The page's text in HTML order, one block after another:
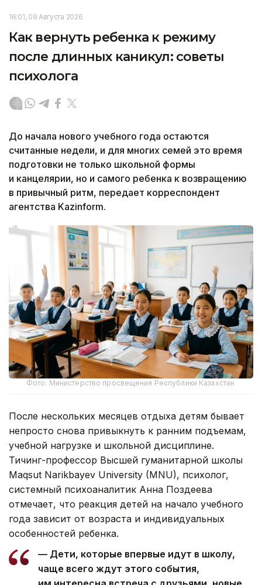
16:01, 09 Августа 2026
Как вернуть ребенка к режиму
после длинных каникул: советы
психолога
До начала нового учебного года остаются
считанные недели, и для многих семей это время
подготовки не только школьной формы
и канцелярии, но и самого ребенка к возвращению
в привычный ритм, передает корреспондент
агентства Kazinform.
Фото: Министерство просвещения Республики Казахстан
После нескольких месяцев отдыха детям бывает
непросто снова привыкнуть к ранним подъемам,
учебной нагрузке и школьной дисциплине.
Тичинг-профессор Высшей гуманитарной школы
Maqsut Narikbayev University (MNU), психолог,
системный психоаналитик Анна Поздеева
отмечает, что реакция детей на начало учебного
года зависит от возраста и индивидуальных
особенностей ребенка.
— Дети, которые впервые идут в школу,
чаще всего ждут этого события,